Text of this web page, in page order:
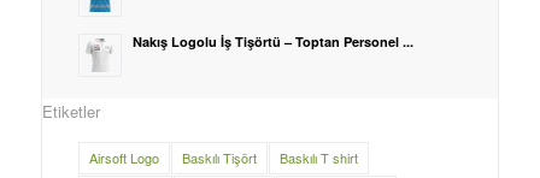
Nakış Logolu İş Tişörtü – Toptan Personel ...
Etiketler
Airsoft Logo Baskılı Tişört
Baskılı T shirt